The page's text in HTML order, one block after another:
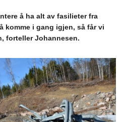
å ha alt av fasilieter fra
komme i gang igjen, så får vi
forteller Johannesen.